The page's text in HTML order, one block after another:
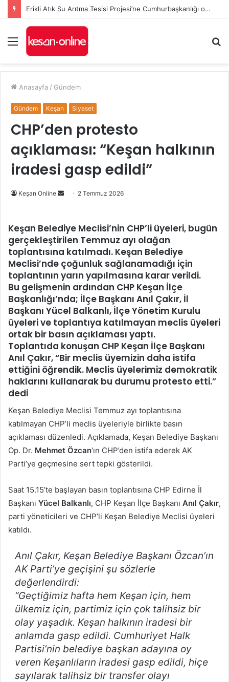
Erikli Atık Su Arıtma Tesisi Projesi’ne Cumhurbaşkanlığı onayı
Menü
...
Anasayfa / Gündem
Gündem Keşan Siyaset
CHP’den protesto
açıklaması: “Keşan halkının
iradesi gasp edildi”
Keşan Online
Bir
göndermek
2 Temmuz 2026
Keşan Belediye Meclisi’nin CHP’li üyeleri, bugün
gerçekleştirilen Temmuz ayı olağan
toplantısına katılmadı. Keşan Belediye
Meclisi’nde çoğunluk sağlanamadığı için
toplantının yarın yapılmasına karar verildi.
Bu gelişmenin ardından CHP Keşan İlçe
Başkanlığı’nda; İlçe Başkanı Anıl Çakır, İl
Başkanı Yücel Balkanlı, İlçe Yönetim Kurulu
üyeleri ve toplantıya katılmayan meclis üyeleri
ortak bir basın açıklaması yaptı.
Toplantıda konuşan CHP Keşan İlçe Başkanı
Anıl Çakır, “Bir meclis üyemizin daha istifa
ettiğini öğrendik. Meclis üyelerimiz demokratik
haklarını kullanarak bu durumu protesto etti.”
dedi
Keşan Belediye Meclisi Temmuz ayı toplantısına
katılmayan CHP’li meclis üyeleriyle birlikte basın
açıklaması düzenledi. Açıklamada, Keşan Belediye Başkanı
Op. Dr. Mehmet Özcan‘ın CHP’den istifa ederek AK
Parti’ye geçmesine sert tepki gösterildi.
Saat 15.15’te başlayan basın toplantısına CHP Edirne İl
Başkanı Yücel Balkanlı, CHP Keşan İlçe Başkanı Anıl Çakır,
parti yöneticileri ve CHP’li Keşan Belediye Meclisi üyeleri
katıldı.
Anıl Çakır, Keşan Belediye Başkanı Özcan’ın
AK Parti’ye geçişini şu sözlerle
değerlendirdi:
“Geçtiğimiz hafta hem Keşan için, hem
ülkemiz için, partimiz için çok talihsiz bir
olay yaşadık. Keşan halkının iradesi bir
anlamda gasp edildi. Cumhuriyet Halk
Partisi’nin belediye başkan adayına oy
veren Keşanlıların iradesi gasp edildi, hiçe
sayılarak talihsiz bir transfer olayı